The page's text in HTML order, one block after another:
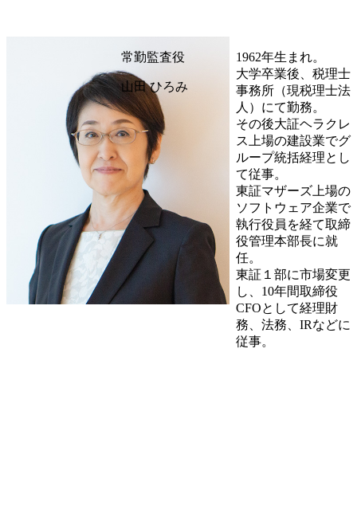
常勤監査役
山田 ひろみ
1962年生まれ。
大学卒業後、税理士
事務所（現税理士法
人）にて勤務。
その後大証ヘラクレ
ス上場の建設業でグ
ループ統括経理とし
て従事。
東証マザーズ上場の
ソフトウェア企業で
執行役員を経て取締
役管理本部長に就
任。
東証１部に市場変更
し、10年間取締役
CFOとして経理財
務、法務、IRなどに
従事。